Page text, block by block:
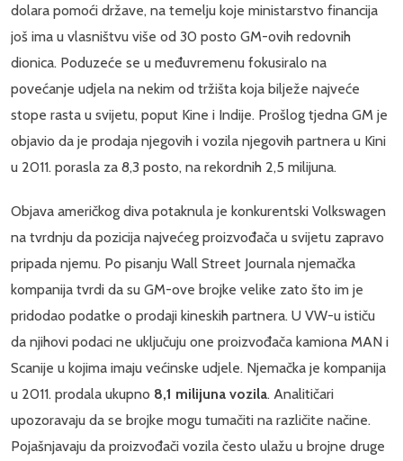
dolara pomoći države, na temelju koje ministarstvo financija
još ima u vlasništvu više od 30 posto GM-ovih redovnih
dionica. Poduzeće se u međuvremenu fokusiralo na
povećanje udjela na nekim od tržišta koja bilježe najveće
stope rasta u svijetu, poput Kine i Indije. Prošlog tjedna GM je
objavio da je prodaja njegovih i vozila njegovih partnera u Kini
u 2011. porasla za 8,3 posto, na rekordnih 2,5 milijuna.
Objava američkog diva potaknula je konkurentski Volkswagen
na tvrdnju da pozicija najvećeg proizvođača u svijetu zapravo
pripada njemu. Po pisanju Wall Street Journala njemačka
kompanija tvrdi da su GM-ove brojke velike zato što im je
pridodao podatke o prodaji kineskih partnera. U VW-u ističu
da njihovi podaci ne uključuju one proizvođača kamiona MAN i
Scanije u kojima imaju većinske udjele. Njemačka je kompanija
u 2011. prodala ukupno 8,1 milijuna vozila. Analitičari
upozoravaju da se brojke mogu tumačiti na različite načine.
Pojašnjavaju da proizvođači vozila često ulažu u brojne druge